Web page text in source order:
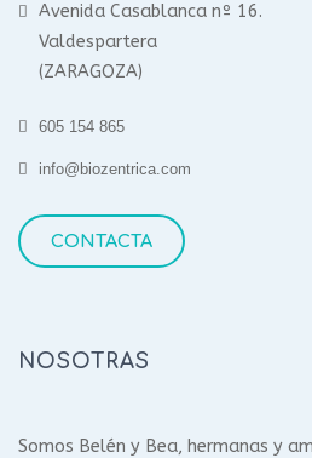
Avenida Casablanca nº 16.
Valdespartera
(ZARAGOZA)
605 154 865
info@biozentrica.com
CONTACTA
NOSOTRAS
Somos Belén y Bea, hermanas y